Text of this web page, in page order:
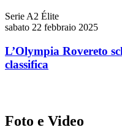
Serie A2 Élite
sabato 22 febbraio 2025
L’Olympia Rovereto
classifica
Foto e Video